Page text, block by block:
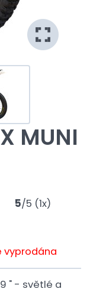
MUNI
5/5 (1x)
vyprodána
" - světlé a